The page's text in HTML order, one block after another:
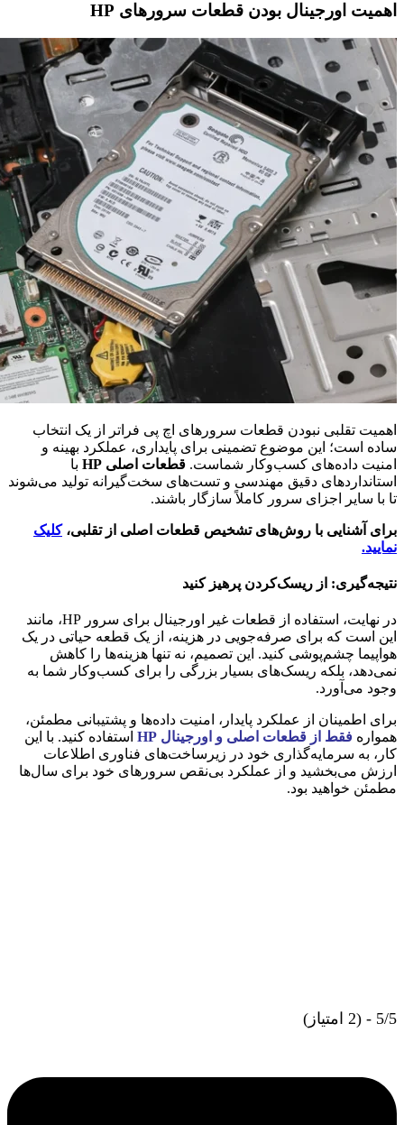
اهمیت اورجینال بودن قطعات سرورهای HP
اهمیت تقلبی نبودن قطعات سرورهای اچ پی فراتر از یک انتخاب
ساده است؛ این موضوع تضمینی برای پایداری، عملکرد بهینه و
امنیت داده‌های کسب‌وکار شماست. قطعات اصلی HP
با
استانداردهای دقیق مهندسی و تست‌های سخت‌گیرانه تولید می‌شوند
تا با سایر اجزای سرور کاملاً سازگار باشند.
برای آشنایی با روش‌های تشخیص قطعات اصلی از تقلبی،کلیک
نمایید.
نتیجه‌گیری: از ریسک‌کردن پرهیز کنید
در نهایت، استفاده از قطعات غیر اورجینال برای سرور HP، مانند
این است که برای صرفه‌جویی در هزینه، از یک قطعه حیاتی در یک
هواپیما چشم‌پوشی کنید. این تصمیم، نه تنها هزینه‌ها را کاهش
نمی‌دهد، بلکه ریسک‌های بسیار بزرگی را برای کسب‌وکار شما به
وجود می‌آورد.
برای اطمینان از عملکرد پایدار، امنیت داده‌ها و پشتیبانی مطمئن،
همواره فقط از قطعات اصلی و اورجینال HP
استفاده کنید. با این
کار، به سرمایه‌گذاری خود در زیرساخت‌های فناوری اطلاعات
ارزش می‌بخشید و از عملکرد بی‌نقص سرورهای خود برای سال‌ها
مطمئن خواهید بود.
5/5 - (2 امتیاز)